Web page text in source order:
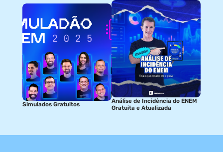
Simulados Gratuitos
Análise de Incidência do ENEM
Gratuita e Atualizada